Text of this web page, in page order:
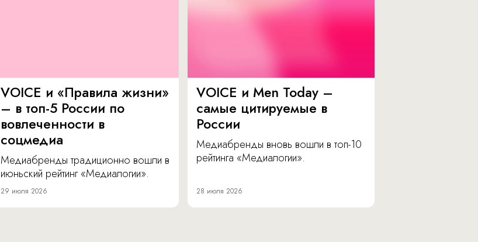
VOICE и «Правила жизни»
– в топ-5 России по
вовлеченности в
соцмедиа
Медиабренды традиционно вошли в
июньский рейтинг «Медиалогии».
29 июля 2026
VOICE и Men Today –
самые цитируемые в
России
Медиабренды вновь вошли в топ-10
рейтинга «Медиалогии».
28 июля 2026